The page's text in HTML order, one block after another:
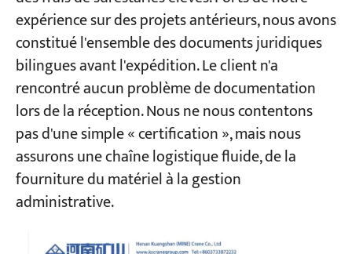
expérience sur des projets antérieurs, nous avons
constitué l'ensemble des documents juridiques
bilingues avant l'expédition. Le client n'a
rencontré aucun problème de documentation
lors de la réception. Nous ne nous contentons
pas d'une simple « certification », mais nous
assurons une chaîne logistique fluide, de la
fourniture du matériel à la gestion
administrative.